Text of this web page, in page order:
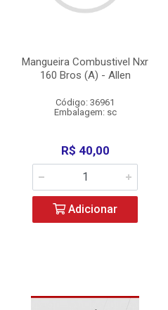
Mangueira Combustivel Nxr
160 Bros (A) - Allen
Código: 36961
Embalagem: sc
R$ 40,00
Adicionar